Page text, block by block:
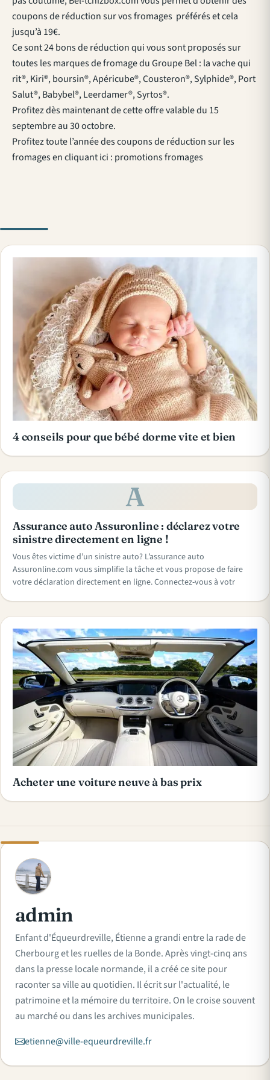
coupons de réduction sur vos fromages préférés et cela
jusqu’à 19€.
Ce sont 24 bons de réduction qui vous sont proposés sur
toutes les marques de fromage du Groupe Bel : la vache qui
rit®, Kiri®, boursin®, Apéricube®, Cousteron®, Sylphide®, Port
Salut®, Babybel®, Leerdamer®, Syrtos®.
Profitez dès maintenant de cette offre valable du 15
septembre au 30 octobre.
Profitez toute l’année des coupons de réduction sur les
fromages en cliquant ici : promotions fromages
4 conseils pour que bébé dorme vite et bien
A
Assurance auto Assuronline : déclarez votre
sinistre directement en ligne !
Vous êtes victime d’un sinistre auto? L’assurance auto
Assuronline.com vous simplifie la tâche et vous propose de faire
votre déclaration directement en ligne. Connectez-vous à votr
Acheter une voiture neuve à bas prix
A
admin
Enfant d'Équeurdreville, Étienne a grandi entre la rade de
Cherbourg et les ruelles de la Bonde. Après vingt-cinq ans
dans la presse locale normande, il a créé ce site pour
raconter sa ville au quotidien. Il écrit sur l'actualité, le
patrimoine et la mémoire du territoire. On le croise souvent
au marché ou dans les archives municipales.
etienne@ville-equeurdreville.fr